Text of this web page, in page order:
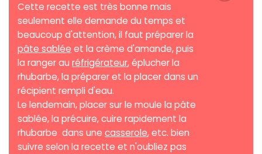
Cette recette est très bonne mais
seulement elle demande du temps et
beaucoup d'attention, il faut préparer la
pâte sablée et la crème d'amande, puis
la ranger au réfrigérateur, éplucher la
rhubarbe, la préparer et la placer dans un
récipient rempli d'eau.
Le lendemain, placer sur le moule la pâte
sablée, la précuire, cuire rapidement la
rhubarbe dans une casserole, etc. bien
suivre selon la recette et n'oubliez pas